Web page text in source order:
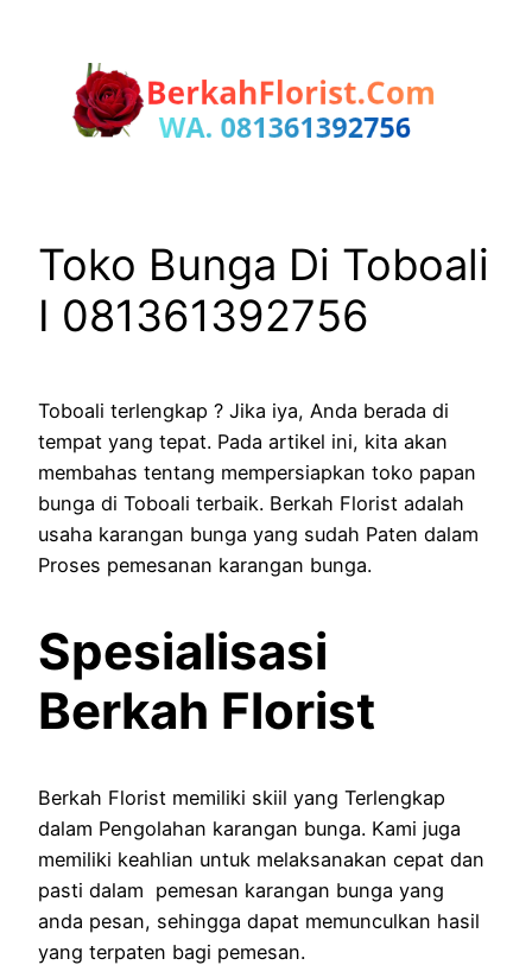
Toko Bunga Di Toboali
I 081361392756
Toboali terlengkap ? Jika iya, Anda berada di
tempat yang tepat. Pada artikel ini, kita akan
membahas tentang mempersiapkan toko papan
bunga di Toboali terbaik. Berkah Florist adalah
usaha karangan bunga yang sudah Paten dalam
Proses pemesanan karangan bunga.
Spesialisasi
Berkah Florist
Berkah Florist memiliki skiil yang Terlengkap
dalam Pengolahan karangan bunga. Kami juga
memiliki keahlian untuk melaksanakan cepat dan
pasti dalam pemesan karangan bunga yang
anda pesan, sehingga dapat memunculkan hasil
yang terpaten bagi pemesan.